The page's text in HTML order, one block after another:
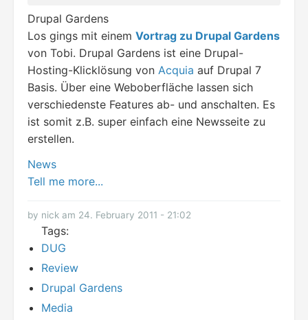
Drupal Gardens
Los gings mit einem Vortrag zu Drupal Gardens
von Tobi. Drupal Gardens ist eine Drupal-
Hosting-Klicklösung von Acquia auf Drupal 7
Basis. Über eine Weboberfläche lassen sich
verschiedenste Features ab- und anschalten. Es
ist somit z.B. super einfach eine Newsseite zu
erstellen.
News
Tell me more...
by nick am 24. February 2011 - 21:02
Tags:
DUG
Review
Drupal Gardens
Media